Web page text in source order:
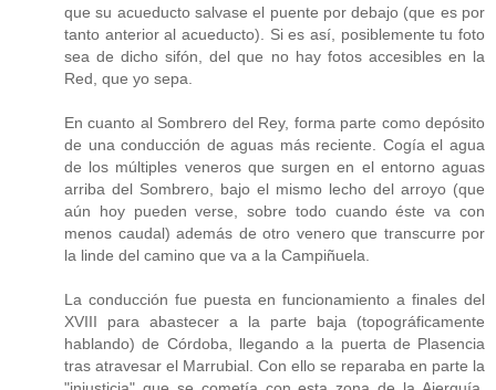
que su acueducto salvase el puente por debajo (que es por
tanto anterior al acueducto). Si es así, posiblemente tu foto
sea de dicho sifón, del que no hay fotos accesibles en la
Red, que yo sepa.
En cuanto al Sombrero del Rey, forma parte como depósito
de una conducción de aguas más reciente. Cogía el agua
de los múltiples veneros que surgen en el entorno aguas
arriba del Sombrero, bajo el mismo lecho del arroyo (que
aún hoy pueden verse, sobre todo cuando éste va con
menos caudal) además de otro venero que transcurre por
la linde del camino que va a la Campiñuela.
La conducción fue puesta en funcionamiento a finales del
XVIII para abastecer a la parte baja (topográficamente
hablando) de Córdoba, llegando a la puerta de Plasencia
tras atravesar el Marrubial. Con ello se reparaba en parte la